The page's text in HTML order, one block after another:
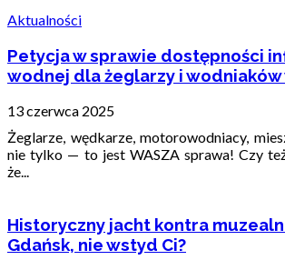
Aktualności
Petycja w sprawie dostępności
wodnej dla żeglarzy i wodniaków
13 czerwca 2025
Żeglarze, wędkarze, motorowodniacy,
nie tylko — to jest WASZA sprawa! Czy
że...
Historyczny jacht kontra
Gdańsk, nie wstyd Ci?